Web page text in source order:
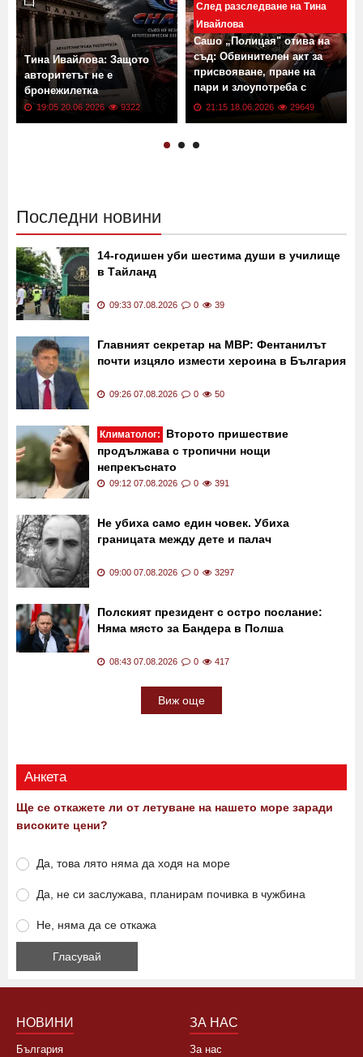
Тина Ивайлова: Защото
авторитетът не е
бронежилетка
19:05 20.06.2026 9322
След разследване на Тина
Ивайлова
Сашо „Полицая" отива на
съд: Обвинителен акт за
присвояване, пране на
пари и злоупотреба с
доверие
21:15 18.06.2026 29649
Последни новини
14-годишен уби шестима души в училище
в Тайланд
09:33 07.08.2026 0 39
Главният секретар на МВР: Фентанилът
почти изцяло измести хероина в България
09:26 07.08.2026 0 50
Климатолог:
Второто пришествие
продължава с тропични нощи
непрекъснато
09:12 07.08.2026 0 391
Не убиха само един човек. Убиха
границата между дете и палач
09:00 07.08.2026 0 3297
Полският президент с остро послание:
Няма място за Бандера в Полша
08:43 07.08.2026 0 417
Виж още
Анкета
Ще се откажете ли от летуване на нашето море заради
високите цени?
Да, това лято няма да ходя на море
Да, не си заслужава, планирам почивка в чужбина
Не, няма да се откажа
НОВИНИ
България
ЗА НАС
За нас